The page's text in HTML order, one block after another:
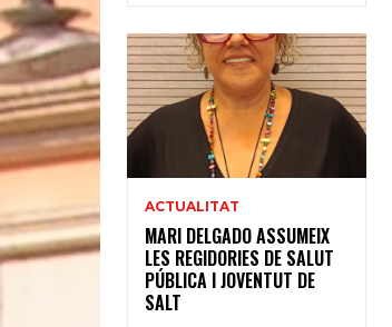
ACTUALITAT
MARI DELGADO ASSUMEIX
LES REGIDORIES DE SALUT
PÚBLICA I JOVENTUT DE
SALT